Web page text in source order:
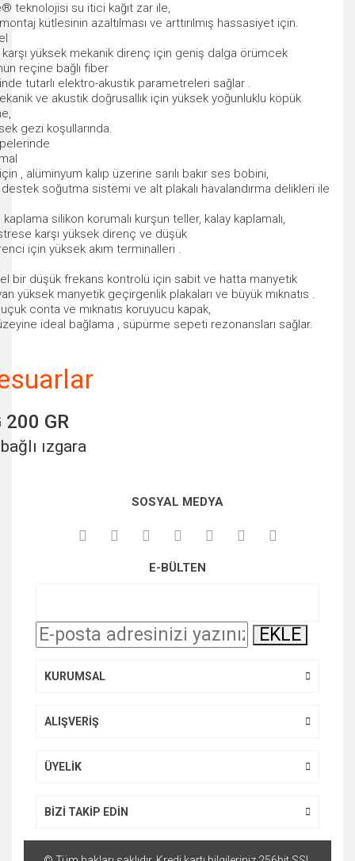
teknolojisi su itici kağıt zar ile,
kütlesinin azaltılması ve arttırılmış hassasiyet için.
yüksek mekanik direnç için geniş dalga örümcek
reçine bağlı fiber
tutarlı elektro-akustik parametreleri sağlar .
ve akustik doğrusallık için yüksek yoğunluklu köpük
gezi koşullarında.
, alüminyum kalıp üzerine sarılı bakır ses bobini,
soğutma sistemi ve alt plakalı havalandırma delikleri ile
silikon korumalı kurşun teller, kalay kaplamalı,
karşı yüksek direnç ve düşük
için yüksek akım terminalleri .
bir düşük frekans kontrolü için sabit ve hatta manyetik
yüksek manyetik geçirgenlik plakaları ve büyük mıknatıs .
conta ve mıknatıs koruyucu kapak,
ideal bağlama , süpürme sepeti rezonansları sağlar.
200 GR
ızgara
Bu ürünün fiyat bilgisi, resim, ürün açıklamalarında ve diğer
kullanarak tarafımıza iletebilirsiniz.
Ürün bilgilerinde hatalar bulunuyor.
SOSYAL MEDYA
E-BÜLTEN
EKLE
KURUMSAL
ALIŞVERİŞ
ÜYELİK
BİZİ TAKİP EDİN